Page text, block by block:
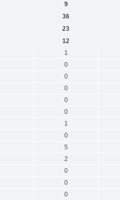
9
36
23
12
1
0
0
0
0
0
1
0
5
2
0
0
0